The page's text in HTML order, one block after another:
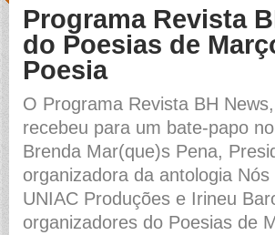
Programa Revista
do Poesias de
Poesia
O Programa Revista BH
recebeu para um bate-papo
Brenda Mar(que)s Pena,
organizadora da antologia
UNIAC Produções e Irineu
organizadores do Poesias de